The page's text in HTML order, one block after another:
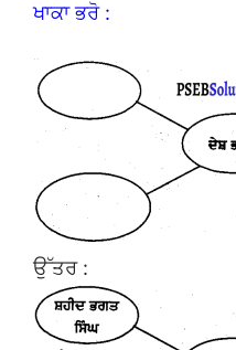
ਖਾਕਾ ਭਰੋ :
ਉੱਤਰ :